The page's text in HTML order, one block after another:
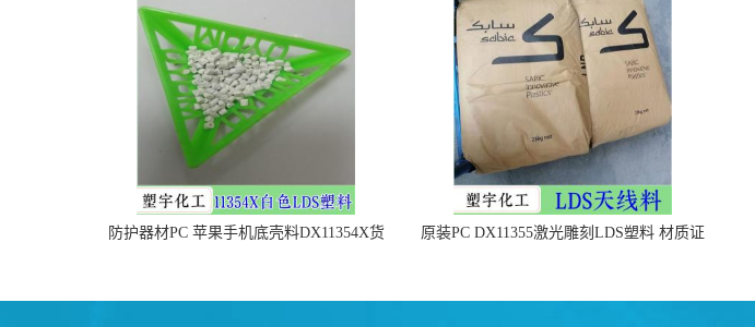
防护器材PC 苹果手机底壳料DX11354X货
原装PC DX11355激光雕刻LDS塑料 材质证